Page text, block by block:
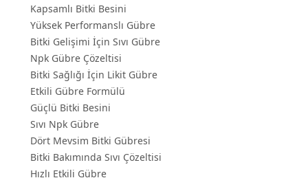
Kapsamlı Bitki Besini
Yüksek Performanslı Gübre
Bitki Gelişimi İçin Sıvı Gübre
Npk Gübre Çözeltisi
Bitki Sağlığı İçin Likit Gübre
Etkili Gübre Formülü
Güçlü Bitki Besini
Sıvı Npk Gübre
Dört Mevsim Bitki Gübresi
Bitki Bakımında Sıvı Çözeltisi
Hızlı Etkili Gübre